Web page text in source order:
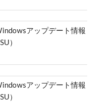
アップデート情報
）
アップデート情報
）